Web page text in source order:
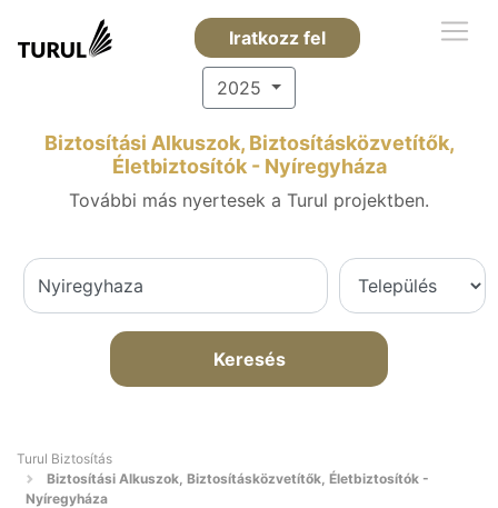
Iratkozz fel
2025
Biztosítási Alkuszok, Biztosításközvetítők,
Életbiztosítók - Nyíregyháza
További más nyertesek a Turul projektben.
Keresés
Turul Biztosítás
Biztosítási Alkuszok, Biztosításközvetítők, Életbiztosítók -
Nyíregyháza